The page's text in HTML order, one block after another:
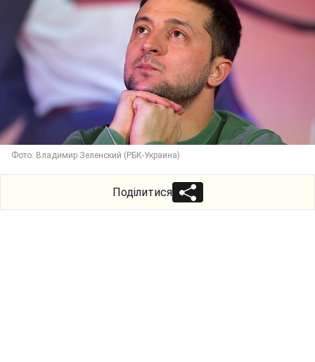
Фото: Владимир Зеленский (РБК-Украина)
Поділитися